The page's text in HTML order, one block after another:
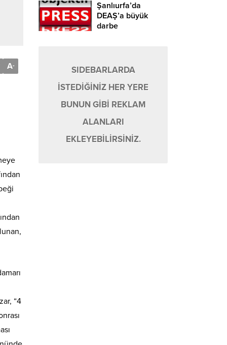
A-
“4
Şanlıurfa’da
DEAŞ’a büyük
darbe
SIDEBARLARDA
İSTEDİĞİNİZ HER YERE
BUNUN GİBİ REKLAM
ALANLARI
EKLEYEBİLİRSİNİZ.